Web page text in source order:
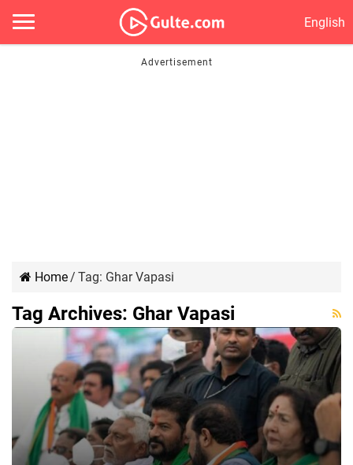
English
Home/ Tag: Ghar Vapasi
Tag Archives: Ghar Vapasi